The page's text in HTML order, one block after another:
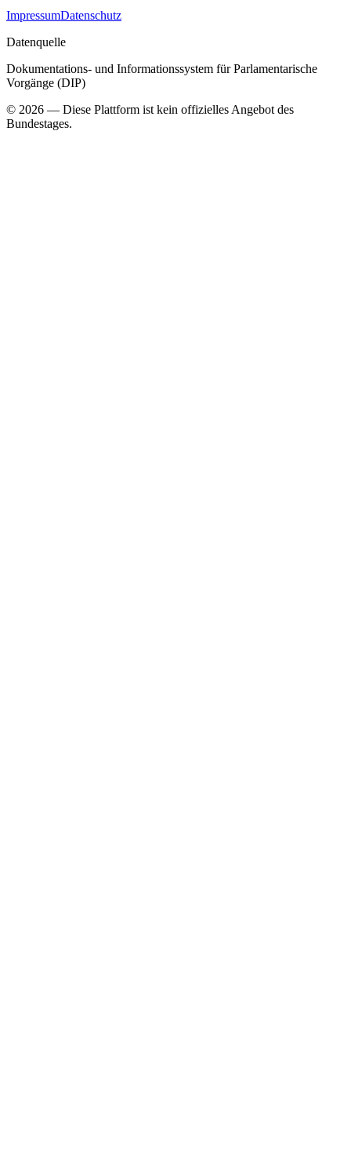
ImpressumDatenschutz
Datenquelle
Dokumentations- und Informationssystem für Parlamentarische
Vorgänge (DIP)
© 2026 — Diese Plattform ist kein offizielles Angebot des
Bundestages.